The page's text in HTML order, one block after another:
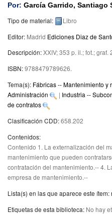
Por: García Garrido, Santiago
Tipo de material:
Libro
Editor: Madrid Ediciones Diaz de
Descripción:XXIV; 353 p. il.; fot.; graf.
ISBN:9788479789626.
Tema(s): Fábricas -- Mantenimiento y
Administración
| Industria --
de contratos
Clasificación CDD:658.202
Contenidos:
Contenido 1. La externalización del
mantenimiento que pueden
contratación del mantenimiento.-- 4.
empresa de mantenimiento.--
Lista(s) en las que aparece este ítem:
Etiquetas de esta biblioteca: No hay